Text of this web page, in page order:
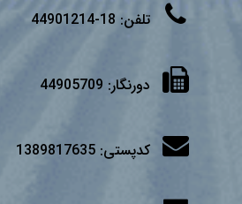
تلفن: 18-44901214
دورنگار: 44905709
کدپستی: 1389817635